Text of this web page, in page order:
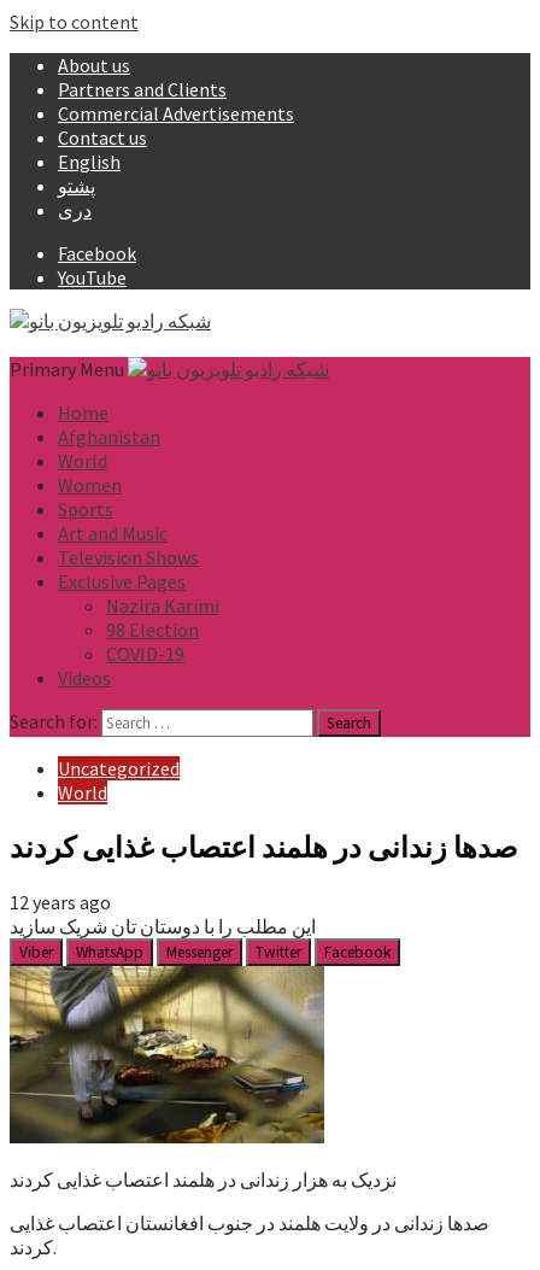
Skip to content
About us
Partners and Clients
Commercial Advertisements
Contact us
English
پشتو
دری
Facebook
YouTube
Primary Menu
Home
Afghanistan
World
Women
Sports
Art and Music
Television Shows
Exclusive Pages
Nazira Karimi
98 Election
COVID-19
Videos
Search for:
Uncategorized
World
صدها زندانی در هلمند اعتصاب غذایی کردند
12 years ago
این مطلب را با دوستان تان شریک سازید
Viber WhatsApp Messenger Twitter Facebook
نزدیک به هزار زندانی در هلمند اعتصاب غذایی کردند
صدها زندانی در ولایت هلمند در جنوب افغانستان اعتصاب غذایی
کردند.